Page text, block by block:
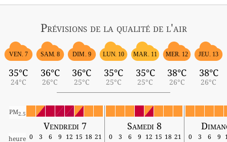
Prévisionsde la qualité de l'air
VEN. 7
35°C
24°C
SAM. 8
36°C
26°C
DIM. 9
36°C
25°C
LUN. 10
35°C
25°C
MAR. 11
35°C
25°C
MER. 12
38°C
26°C
JEU. 13
38°C
26°C
PM2.5
Vendredi 7 Samedi 8
heure 0 3 6 9 12 15 18 21 0 3 6 9 12 15 18 21 0 3 6 9